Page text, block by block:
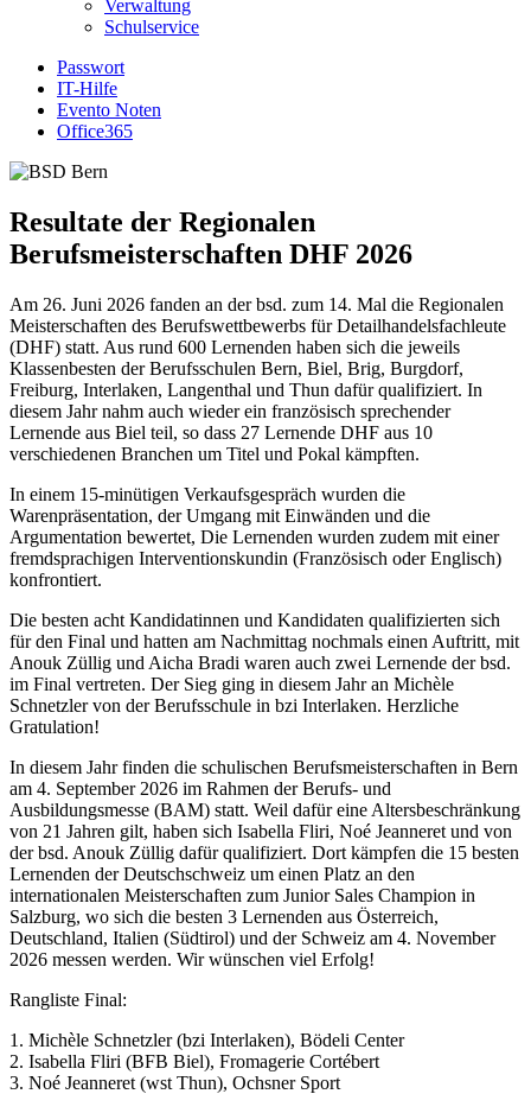
Verwaltung
Schulservice
Passwort
IT-Hilfe
Evento Noten
Office365
Resultate der Regionalen
Berufsmeisterschaften DHF 2026
Am 26. Juni 2026 fanden an der bsd. zum 14. Mal die Regionalen
Meisterschaften des Berufswettbewerbs für Detailhandelsfachleute
(DHF) statt. Aus rund 600 Lernenden haben sich die jeweils
Klassenbesten der Berufsschulen Bern, Biel, Brig, Burgdorf,
Freiburg, Interlaken, Langenthal und Thun dafür qualifiziert. In
diesem Jahr nahm auch wieder ein französisch sprechender
Lernende aus Biel teil, so dass 27 Lernende DHF aus 10
verschiedenen Branchen um Titel und Pokal kämpften.
In einem 15-minütigen Verkaufsgespräch wurden die
Warenpräsentation, der Umgang mit Einwänden und die
Argumentation bewertet, Die Lernenden wurden zudem mit einer
fremdsprachigen Interventionskundin (Französisch oder Englisch)
konfrontiert.
Die besten acht Kandidatinnen und Kandidaten qualifizierten sich
für den Final und hatten am Nachmittag nochmals einen Auftritt, mit
Anouk Züllig und Aicha Bradi waren auch zwei Lernende der bsd.
im Final vertreten. Der Sieg ging in diesem Jahr an Michèle
Schnetzler von der Berufsschule in bzi Interlaken. Herzliche
Gratulation!
In diesem Jahr finden die schulischen Berufsmeisterschaften in Bern
am 4. September 2026 im Rahmen der Berufs- und
Ausbildungsmesse (BAM) statt. Weil dafür eine Altersbeschränkung
von 21 Jahren gilt, haben sich Isabella Fliri, Noé Jeanneret und von
der bsd. Anouk Züllig dafür qualifiziert. Dort kämpfen die 15 besten
Lernenden der Deutschschweiz um einen Platz an den
internationalen Meisterschaften zum Junior Sales Champion in
Salzburg, wo sich die besten 3 Lernenden aus Österreich,
Deutschland, Italien (Südtirol) und der Schweiz am 4. November
2026 messen werden. Wir wünschen viel Erfolg!
Rangliste Final:
1. Michèle Schnetzler (bzi Interlaken), Bödeli Center
2. Isabella Fliri (BFB Biel), Fromagerie Cortébert
3. Noé Jeanneret (wst Thun), Ochsner Sport